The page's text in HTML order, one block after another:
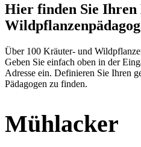
Hier finden Sie
Über 100 Kräuter- und
Geben Sie einfach oben in der
Adresse ein. Definieren Sie Ihren
Pädagogen zu finden.
Mühlacker